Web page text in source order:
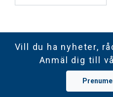
Vill du ha nyheter,
Anmäl dig till